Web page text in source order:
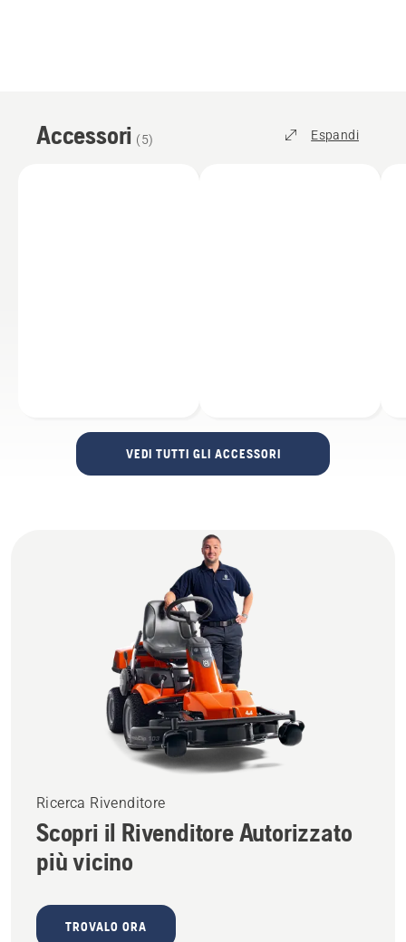
Accessori (5) Espandi
VEDI TUTTI GLI ACCESSORI
Ricerca Rivenditore
Scopri il Rivenditore Autorizzato
più vicino
TROVALO ORA